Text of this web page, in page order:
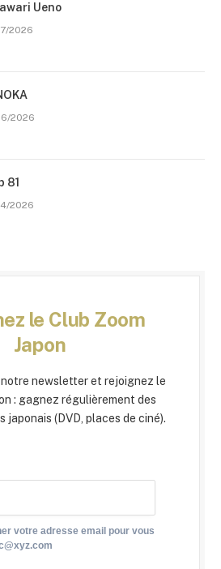
Ueno
2026
2026
81
2026
le Club Zoom
Japon
notre newsletter et rejoignez le
: gagnez régulièrement des
japonais (DVD, places de ciné).
votre adresse email pour vous